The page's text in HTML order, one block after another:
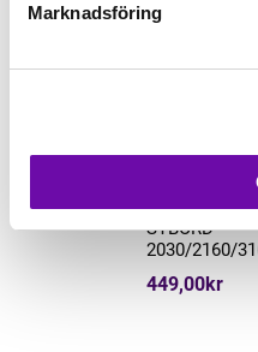
Marknadsföring
SYBORD
2030/2160/
449,00kr